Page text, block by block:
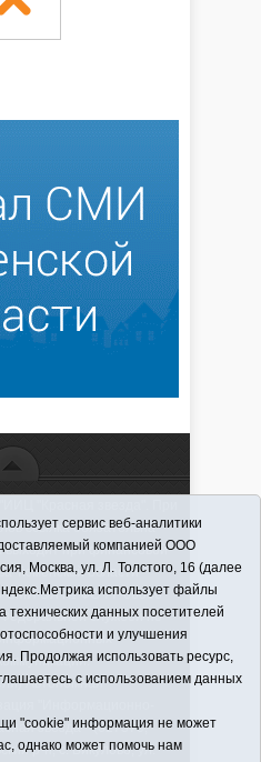
ссылка обязательна
выходит при финансовой
Тюменской области
СМИ ЭЛ № ФС 77-66066
Федеральной службой по
информационных
Автономная
"Информационно-
звезда"" (627570,
р-н, с. Викулово, ул.
сервис веб-аналитики
компанией ООО
Москва, ул. Л. Толстого, 16 (далее
использует файлы
технических данных посетителей
и улучшения
Продолжая использовать ресурс,
с использованием данных
"cookie" информация не может
однако может помочь нам